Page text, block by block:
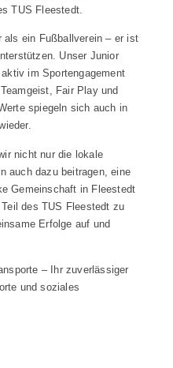
TUS Fleestedt.
als ein Fußballverein – er ist
Unser Junior
im Sportengagement
Fair Play und
spiegeln sich auch in
nicht nur die lokale
auch dazu beitragen, eine
Gemeinschaft in Fleestedt
des TUS Fleestedt zu
Erfolge auf und
– Ihr zuverlässiger
und soziales